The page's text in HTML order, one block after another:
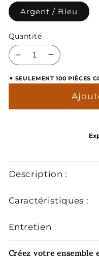
Argent / Bleu
Quantité
Réduire
quantité
Boutons
Augmenter
quantité
Boutons
✦ SEULEMENT 100 PIÈCES
Description :
Caractéristiques :
Entretien
Créez votre ensemble